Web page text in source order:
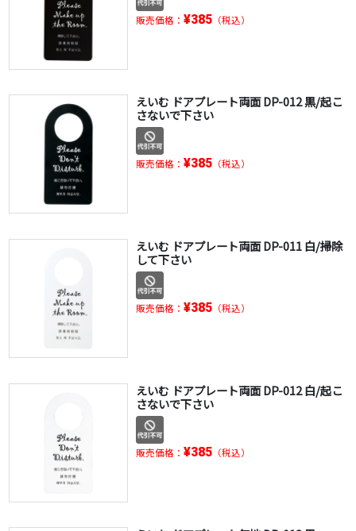
販売価格： ¥385（税込）
えいむ ドアプレート両面 DP-012 黒/起こ
さないで下さい
販売価格： ¥385（税込）
えいむ ドアプレート両面 DP-011 白/掃除
して下さい
販売価格： ¥385（税込）
えいむ ドアプレート両面 DP-012 白/起こ
さないで下さい
販売価格： ¥385（税込）